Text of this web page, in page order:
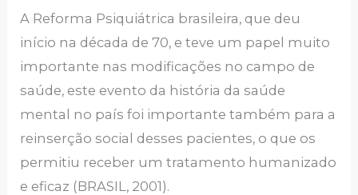
A Reforma Psiquiátrica brasileira, que deu
início na década de 70, e teve um papel muito
importante nas modificações no campo de
saúde, este evento da história da saúde
mental no país foi importante também para a
reinserção social desses pacientes, o que os
permitiu receber um tratamento humanizado
e eficaz (BRASIL, 2001).